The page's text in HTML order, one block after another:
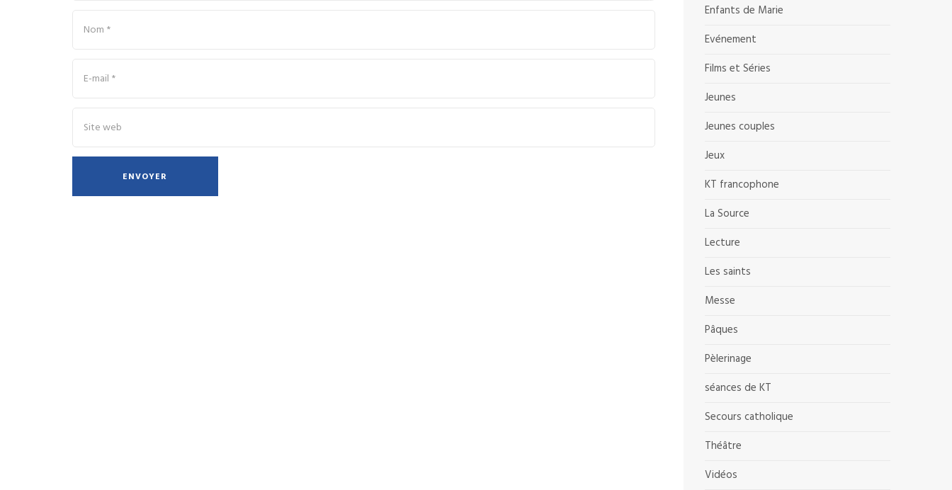
Enfants de Marie
Evénement
Films et Séries
Jeunes
Jeunes couples
Jeux
KT francophone
La Source
Lecture
Les saints
Messe
Pâques
Pèlerinage
séances de KT
Secours catholique
Théâtre
Vidéos